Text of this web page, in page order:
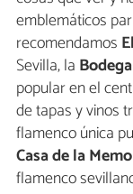
emblemáticos
recomendamos
Sevilla, la
popular en el
de tapas y vinos
flamenco única
Casa de la
flamenco